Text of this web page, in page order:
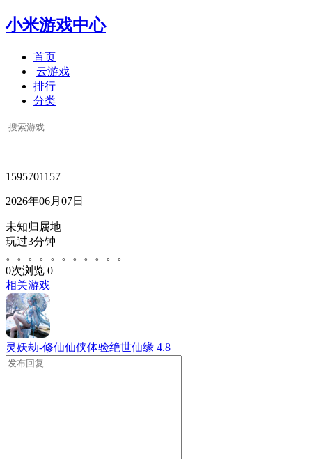
小米游戏中心
首页
云游戏
排行
分类
1595701157
2026年06月07日
未知归属地
玩过3分钟
。。。。。。。。。。。
0次浏览 0
相关游戏
灵妖劫-修仙仙侠体验绝世仙缘 4.8